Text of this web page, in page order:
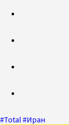
#Total #Иран